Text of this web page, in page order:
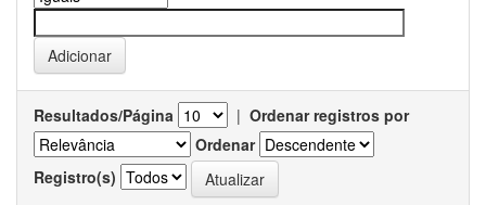
Resultados/Página | Ordenar registros por
Ordenar
Registro(s)